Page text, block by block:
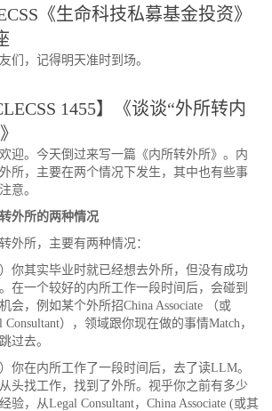
《生命科技私募基金投资》
们，记得明天准时到场。
1455】《谈谈“外所转内
迎。今天倒过来写一篇《内所转外所》。内
所，主要在两个情况下发生，其中也有些事
意。
外所的两种情况
外所，主要有两种情况：
）你其实毕业时就已经想去外所，但没有成功
在一个较好的内所工作一段时间后，会碰到
会，例如某个外所招China Associate （或
Consultant），领域跟你现在做的事情Match，
过去。
）你在内所工作了一段时间后，去了读LLM。
头找工作，找到了外所。视乎你之前有多少
验，从Legal Consultant，China Associate (或其